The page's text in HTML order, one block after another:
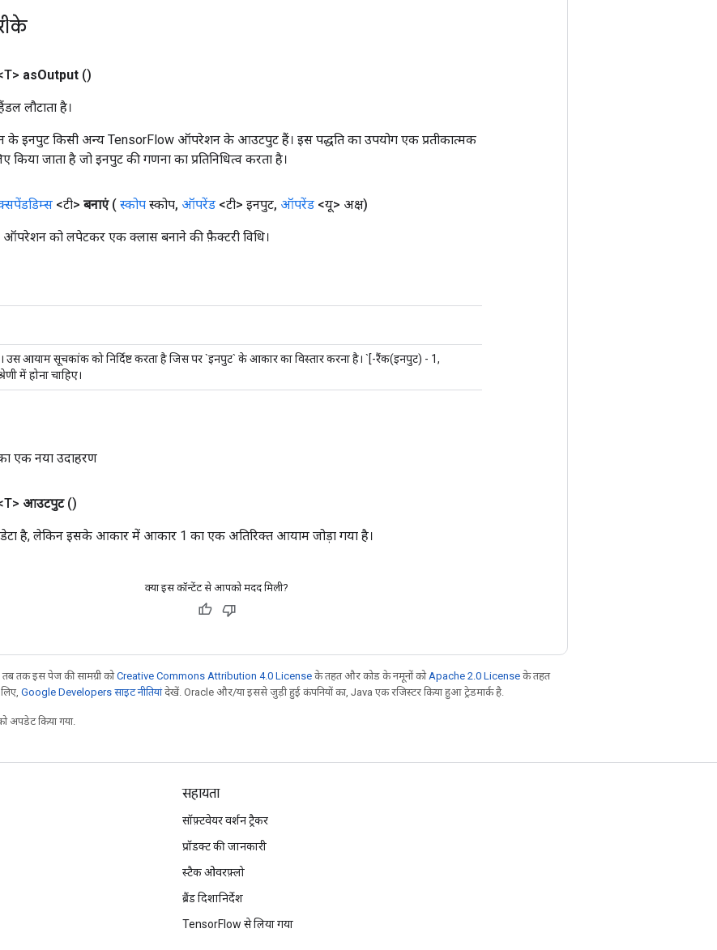
asOutput ()
लौटाता है।
के इनपुट किसी अन्य TensorFlow ऑपरेशन के आउटपुट हैं। इस पद्धति का उपयोग एक प्रतीकात्मक
किया जाता है जो इनपुट की गणना का प्रतिनिधित्व करता है।
<टी> बनाएं ( स्कोप स्कोप, ऑपरेंड <टी> इनपुट, ऑपरेंड <यू> अक्ष)
को लपेटकर एक क्लास बनाने की फ़ैक्टरी विधि।
उस आयाम सूचकांक को निर्दिष्ट करता है जिस पर `इनपुट` के आकार का विस्तार करना है। `[-रैंक(इनपुट) - 1,
में होना चाहिए।
एक नया उदाहरण
आउटपुट ()
है, लेकिन इसके आकार में आकार 1 का एक अतिरिक्त आयाम जोड़ा गया है।
क्या इस कॉन्टेंट से आपको मदद मिली?
तक इस पेज की सामग्री कोCreative Commons Attribution 4.0 License के तहत और कोड के नमूनों को Apache 2.0 License के तहत
Google Developers साइट नीतियांदेखें. Oracle और/या इससे जुड़ी हुई कंपनियों का, Java एक रजिस्टर किया हुआ ट्रेडमार्क है.
अपडेट किया गया.
सहायता
सॉफ़्टवेयर वर्शन ट्रैकर
प्रॉडक्ट की जानकारी
स्टैक ओवरफ़्लो
ब्रैंड दिशानिर्देश
TensorFlow से लिया गया